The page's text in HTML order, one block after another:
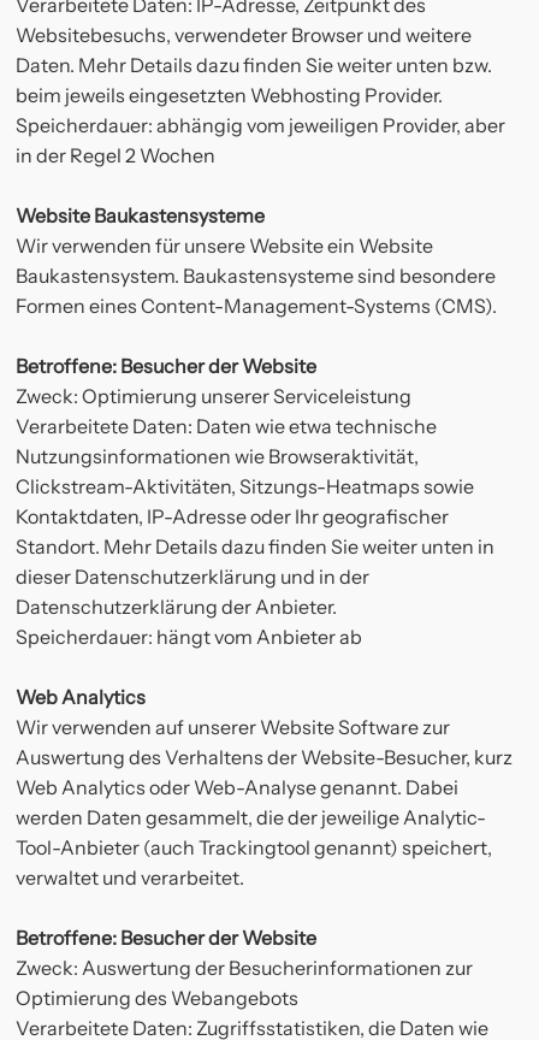
Verarbeitete Daten: IP-Adresse, Zeitpunkt des
Websitebesuchs, verwendeter Browser und weitere
Daten. Mehr Details dazu finden Sie weiter unten bzw.
beim jeweils eingesetzten Webhosting Provider.
Speicherdauer: abhängig vom jeweiligen Provider, aber
in der Regel 2 Wochen
Website Baukastensysteme
Wir verwenden für unsere Website ein Website
Baukastensystem. Baukastensysteme sind besondere
Formen eines Content-Management-Systems (CMS).
Betroffene: Besucher der Website
Zweck: Optimierung unserer Serviceleistung
Verarbeitete Daten: Daten wie etwa technische
Nutzungsinformationen wie Browseraktivität,
Clickstream-Aktivitäten, Sitzungs-Heatmaps sowie
Kontaktdaten, IP-Adresse oder Ihr geografischer
Standort. Mehr Details dazu finden Sie weiter unten in
dieser Datenschutzerklärung und in der
Datenschutzerklärung der Anbieter.
Speicherdauer: hängt vom Anbieter ab
Web Analytics
Wir verwenden auf unserer Website Software zur
Auswertung des Verhaltens der Website-Besucher, kurz
Web Analytics oder Web-Analyse genannt. Dabei
werden Daten gesammelt, die der jeweilige Analytic-
Tool-Anbieter (auch Trackingtool genannt) speichert,
verwaltet und verarbeitet.
Betroffene: Besucher der Website
Zweck: Auswertung der Besucherinformationen zur
Optimierung des Webangebots
Verarbeitete Daten: Zugriffsstatistiken, die Daten wie